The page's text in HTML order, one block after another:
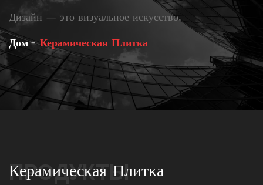
Дизайн — это визуальное искусство.
Дом Керамическая Плитка
ПРОДУКТЫ
Керамическая Плитка